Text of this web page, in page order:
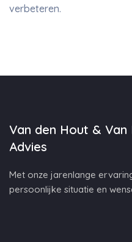
verbeteren.
Van den Hout & Van
Advies
Met onze jarenlange
persoonlijke situatie en